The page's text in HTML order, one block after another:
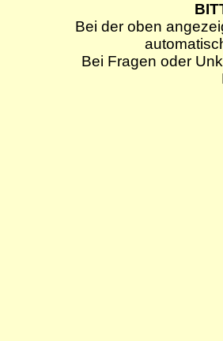
Bei der oben
Bei Fragen oder